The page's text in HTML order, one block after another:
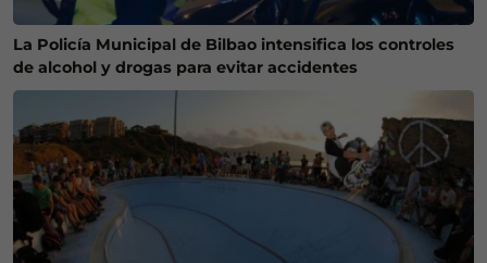
La Policía Municipal de Bilbao intensifica los controles
de alcohol y drogas para evitar accidentes